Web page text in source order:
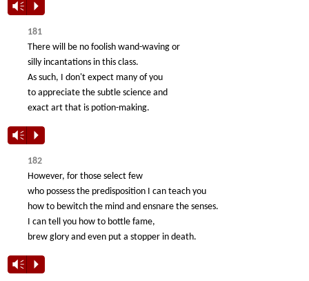
Vm P
181
There will be no foolish wand-waving or
silly incantations in this class.
As such, I don't expect many of you
to appreciate the subtle science and
exact art that is potion-making.
Vm P
182
However, for those select few
who possess the predisposition I can teach you
how to bewitch the mind and ensnare the senses.
I can tell you how to bottle fame,
brew glory and even put a stopper in death.
Vm P